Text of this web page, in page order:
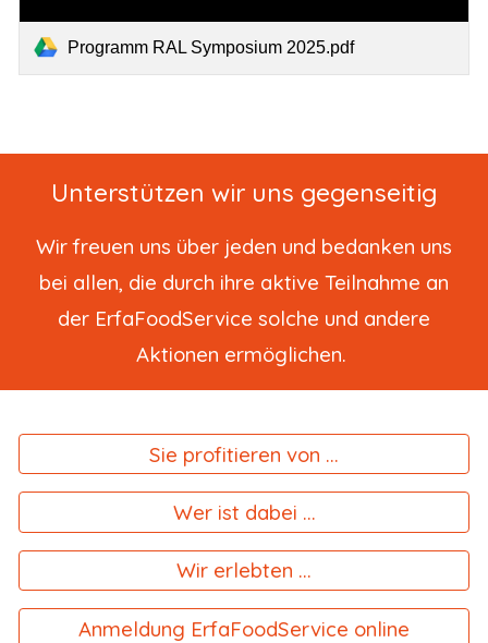
Programm RAL Symposium 2025.pdf
Unterstützen wir uns gegenseitig
Wir freuen uns über jeden und bedanken uns
bei allen, die durch ihre aktive Teilnahme an
der ErfaFoodService solche und andere
Aktionen ermöglichen.
Sie profitieren von ...
Wer ist dabei ...
Wir erlebten ...
Anmeldung ErfaFoodService online